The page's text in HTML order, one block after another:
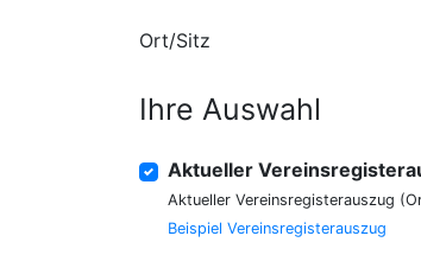
Ort/Sitz
Ihre Auswahl
Aktueller
Aktueller Vereinsregisterauszug
Beispiel Vereinsregisterauszug